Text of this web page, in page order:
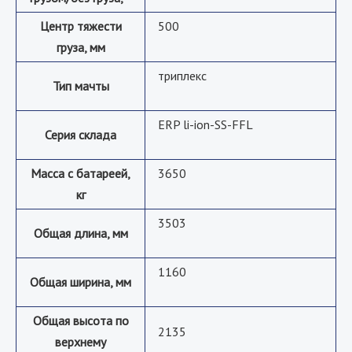
Центр тяжести
груза, мм
500
Тип мачты
триплекс
Серия склада
ERP li-ion-SS-FFL
Масса с батареей,
кг
3650
Общая длина, мм
3503
Общая ширина, мм
1160
Общая высота по
верхнему
2135